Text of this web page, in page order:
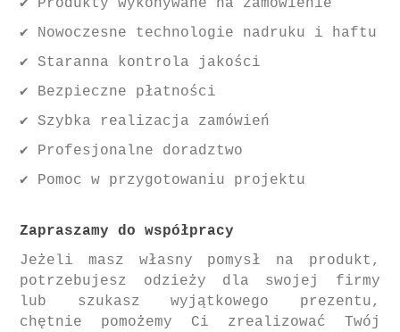
✔️ Produkty wykonywane na zamówienie
✔️ Nowoczesne technologie nadruku i haftu
✔️ Staranna kontrola jakości
✔️ Bezpieczne płatności
✔️ Szybka realizacja zamówień
✔️ Profesjonalne doradztwo
✔️ Pomoc w przygotowaniu projektu
Zapraszamy do współpracy
Jeżeli masz własny pomysł na produkt,
potrzebujesz odzieży dla swojej firmy
lub szukasz wyjątkowego prezentu,
chętnie pomożemy Ci zrealizować Twój